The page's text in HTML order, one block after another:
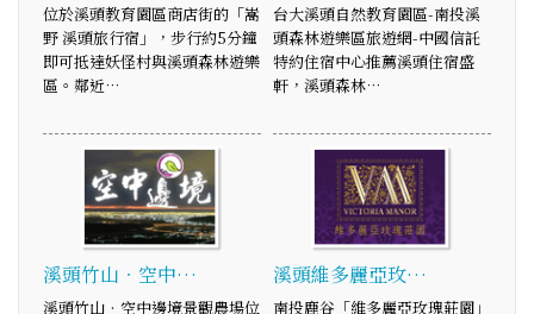
位於溪頭教育園區商店街的「嵩
野 溪頭旅行宿」，步行約5分鐘
即可抵達妖怪村與溪頭森林遊樂
區。鄰近…
台大溪頭自然教育園區-南投溪
頭森林遊樂區旅遊網-中國信託
特約住宿中心推薦溪頭住宿盛
軒，溪頭森林…
溪頭竹山‧空中…
溪頭竹山‧空中邊境景觀農場位
溪頭維多麗亞玫…
南投鹿谷「維多麗亞玫瑰莊園」